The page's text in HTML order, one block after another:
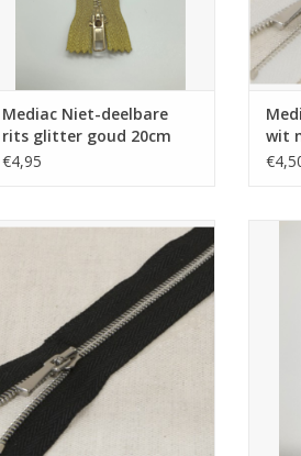
Mediac Niet-deelbare
rits glitter goud 20cm
€4,95
wit
Mediac niet-deelbare rits zwart
met zilveren tandjes 20cm
TOEVOEGEN AAN WINKELWAGEN